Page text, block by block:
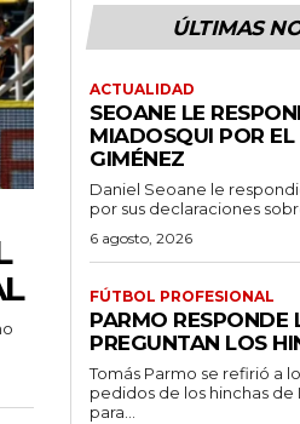
ÚLTIMAS
ACTUALIDAD
SEOANE LE
MIADOSQUI POR EL
GIMÉNEZ
Daniel Seoane le
por sus declaraciones
6 agosto, 2026
FÚTBOL PROFESIONAL
PARMO RESPONDE
PREGUNTAN LOS
Tomás Parmo se refirió a
pedidos de los hinchas
para...